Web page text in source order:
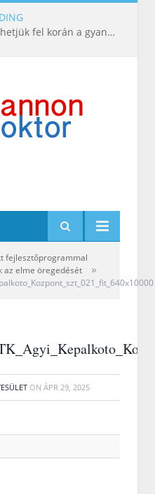
ABCDE‑módszer: így ismerhetjük fel korán a gyanús bőrelváltozásokat
fejlesztőprogrammal
az elme öregedését
»
ON ÁPR 29, 2025